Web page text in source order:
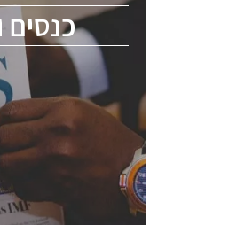
כנסים
on May 12-13,
is intended for
semiconductor
professional
executives.
לחץ